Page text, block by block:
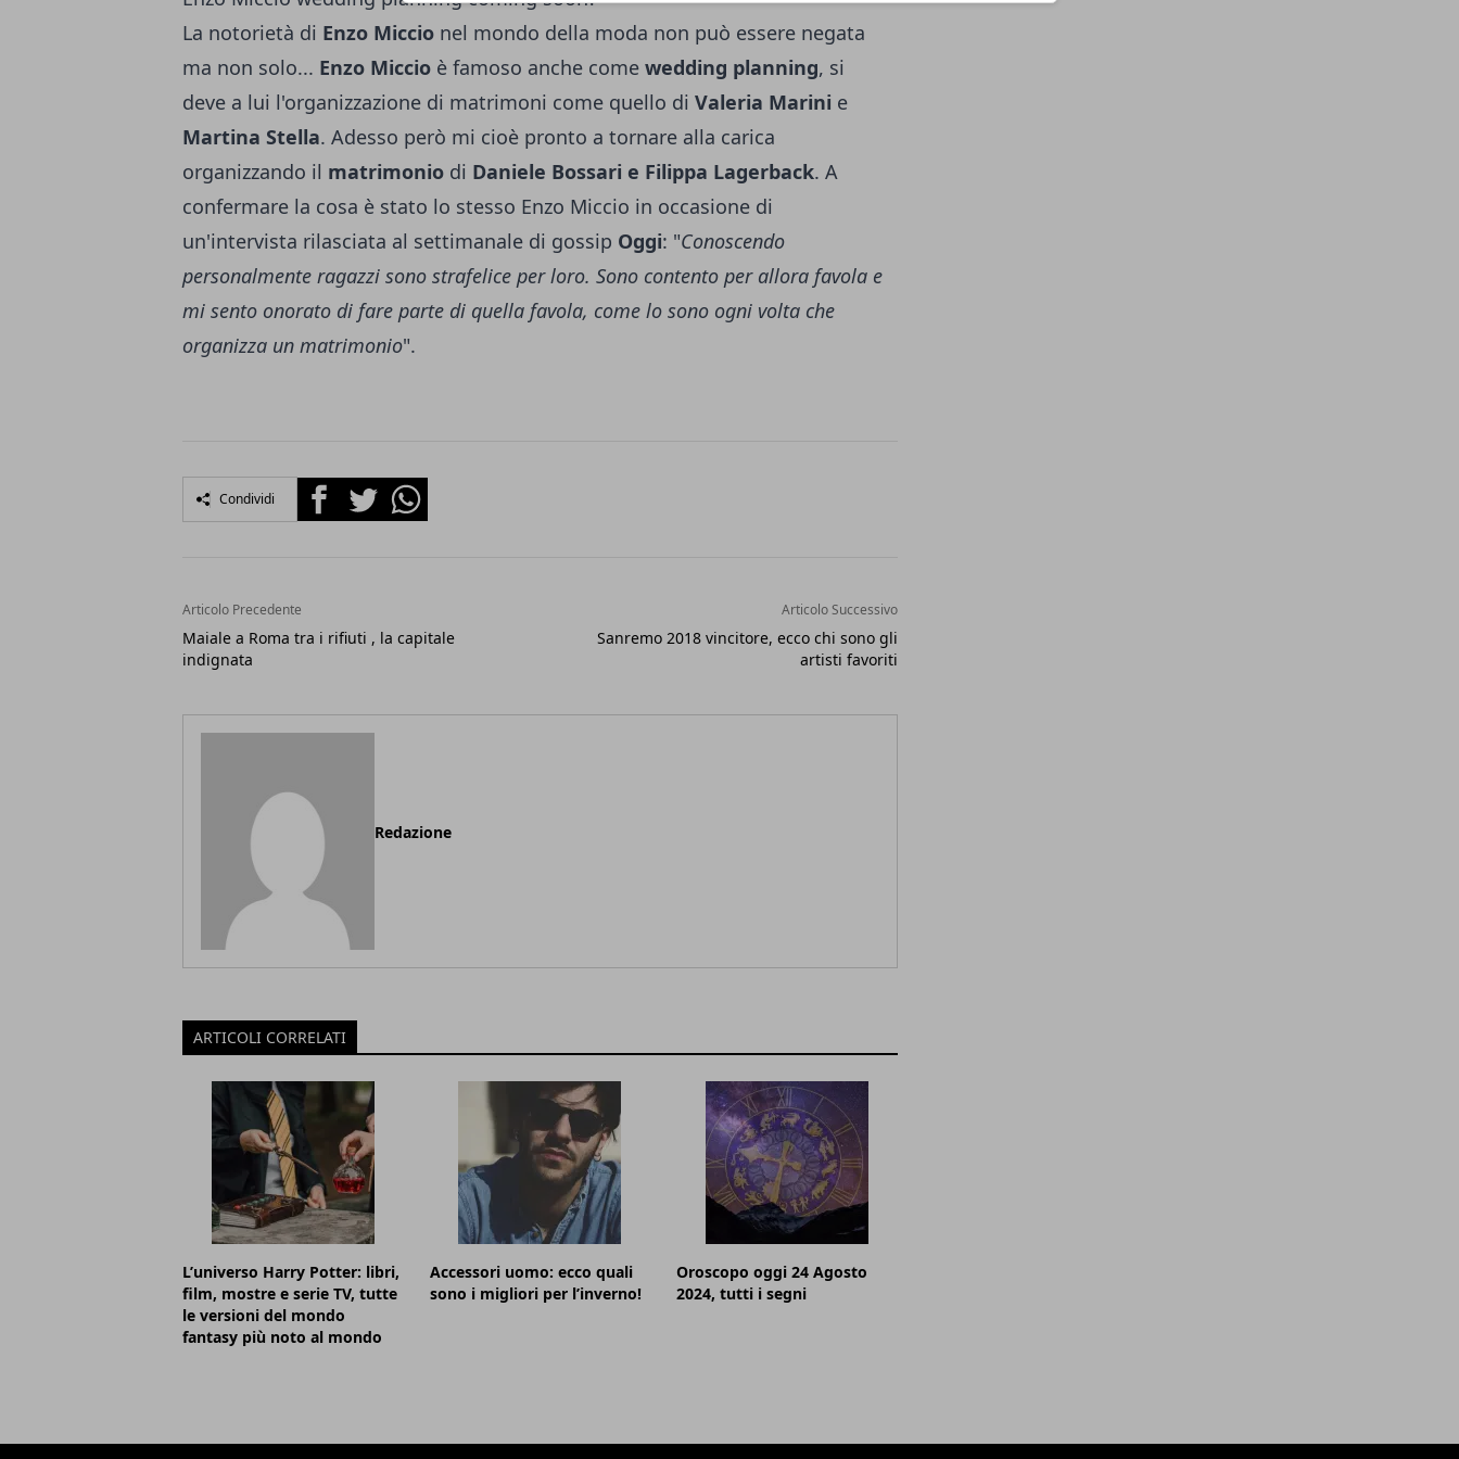
La notorietà di Enzo Miccio nel mondo della moda non può essere negata
ma non solo... Enzo Miccio è famoso anche come wedding planning, si
deve a lui l'organizzazione di matrimoni come quello di Valeria Marini e
Martina Stella. Adesso però mi cioè pronto a tornare alla carica
organizzando il matrimonio di Daniele Bossari e Filippa Lagerback. A
confermare la cosa è stato lo stesso Enzo Miccio in occasione di
un'intervista rilasciata al settimanale di gossip Oggi: "Conoscendo
personalmente ragazzi sono strafelice per loro. Sono contento per allora favola e
mi sento onorato di fare parte di quella favola, come lo sono ogni volta che
organizza un matrimonio".
Condividi FacebookTwitterWhatsapp
Articolo Precedente
Maiale a Roma tra i rifiuti , la capitale
indignata
Articolo Successivo
Sanremo 2018 vincitore, ecco chi sono gli
artisti favoriti
Redazione
ARTICOLI CORRELATI
L’universo Harry Potter: libri,
film, mostre e serie TV, tutte
le versioni del mondo
fantasy più noto al mondo
Accessori uomo: ecco quali
sono i migliori per l’inverno!
Oroscopo oggi 24 Agosto
2024, tutti i segni